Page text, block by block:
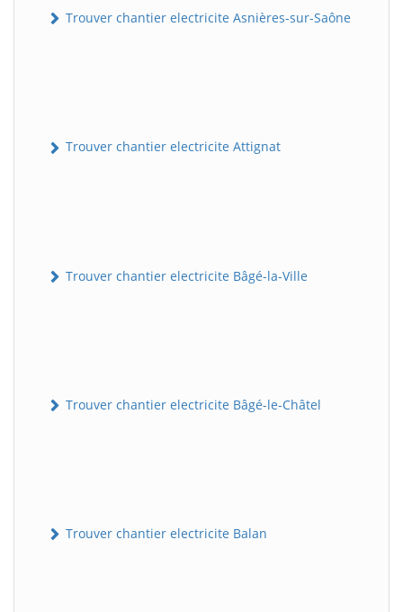
Trouver chantier electricite Asnières-sur-Saône
Trouver chantier electricite Attignat
Trouver chantier electricite Bâgé-la-Ville
Trouver chantier electricite Bâgé-le-Châtel
Trouver chantier electricite Balan